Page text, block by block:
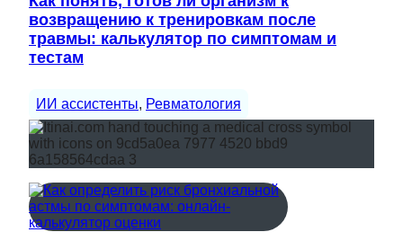
возвращению к тренировкам после
травмы: калькулятор по симптомам и
тестам
ИИ ассистенты, Ревматология